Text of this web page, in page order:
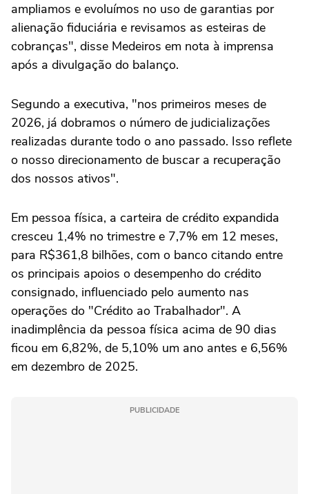
ampliamos e evoluímos no uso de garantias por
alienação fiduciária e ‌revisamos as esteiras de
cobranças", disse Medeiros em nota à imprensa
após a divulgação do balanço.
Segundo a executiva, "nos primeiros meses de
2026, já dobramos o número ‌de judicializações
realizadas durante todo o ano passado. Isso ⁠reflete
o nosso direcionamento de buscar ⁠a recuperação
dos nossos ativos".
Em pessoa física, a carteira de crédito expandida
cresceu 1,4% no trimestre e 7,7% em 12 meses,
para R$361,8 bilhões, com o banco ⁠citando entre
os principais apoios o desempenho do crédito
consignado, influenciado pelo aumento nas
operações do "Crédito ao Trabalhador". ‌A
inadimplência da pessoa física acima de ‌90 dias
ficou em 6,82%, de 5,10% um ano antes e 6,56%
em dezembro de 2025.
PUBLICIDADE